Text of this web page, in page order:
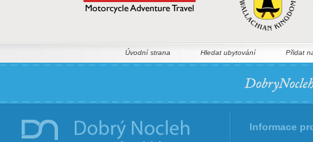
Úvodní strana Hledat ubytování Přidat
Informace